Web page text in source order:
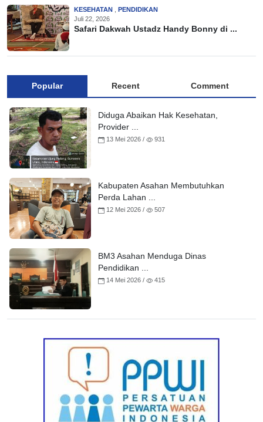
KESEHATAN
PENDIDIKAN
Juli 22, 2026
Safari Dakwah Ustadz Handy Bonny di ...
Popular Recent Comment
Diduga Abaikan Hak Kesehatan,
Provider ...
13 Mei 2026 / 931
Kabupaten Asahan Membutuhkan
Perda Lahan ...
12 Mei 2026 / 507
BM3 Asahan Menduga Dinas
Pendidikan ...
14 Mei 2026 / 415